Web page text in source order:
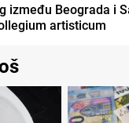
između Beograda i
artisticum